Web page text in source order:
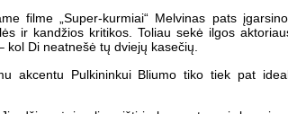
filme „Super-kurmiai“ Melvinas pats
ir kandžios kritikos. Toliau sekė ilgos
kol Di neatnešė tų dviejų kasečių.
akcentu Pulkininkui Bliumo tiko tiek pat